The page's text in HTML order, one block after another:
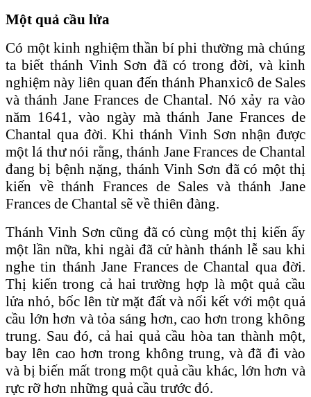
Một quả cầu lửa
Có một kinh nghiệm thần bí phi thường mà chúng
ta biết thánh Vinh Sơn đã có trong đời, và kinh
nghiệm này liên quan đến thánh Phanxicô de Sales
và thánh Jane Frances de Chantal. Nó xảy ra vào
năm 1641, vào ngày mà thánh Jane Frances de
Chantal qua đời. Khi thánh Vinh Sơn nhận được
một lá thư nói rằng, thánh Jane Frances de Chantal
đang bị bệnh nặng, thánh Vinh Sơn đã có một thị
kiến về thánh Frances de Sales và thánh Jane
Frances de Chantal sẽ về thiên đàng.
Thánh Vinh Sơn cũng đã có cùng một thị kiến ấy
một lần nữa, khi ngài đã cử hành thánh lễ sau khi
nghe tin thánh Jane Frances de Chantal qua đời.
Thị kiến trong cả hai trường hợp là một quả cầu
lửa nhỏ, bốc lên từ mặt đất và nối kết với một quả
cầu lớn hơn và tỏa sáng hơn, cao hơn trong không
trung. Sau đó, cả hai quả cầu hòa tan thành một,
bay lên cao hơn trong không trung, và đã đi vào
và bị biến mất trong một quả cầu khác, lớn hơn và
rực rỡ hơn những quả cầu trước đó.